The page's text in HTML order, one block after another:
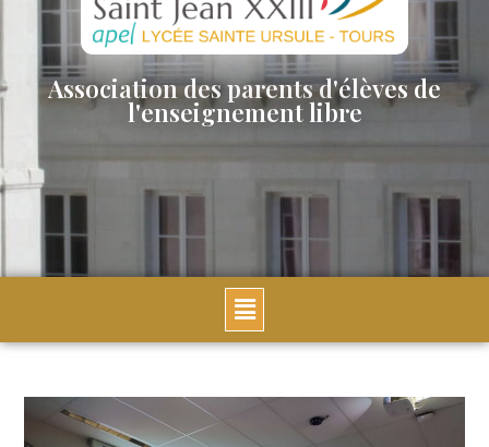
Association des parents d'élèves de
l'enseignement libre